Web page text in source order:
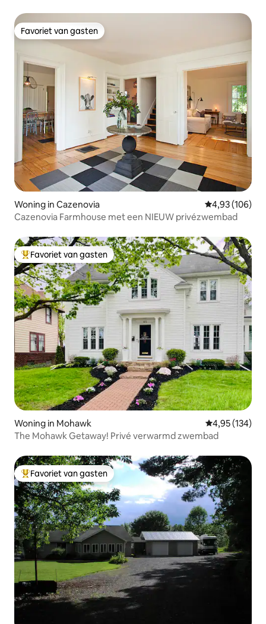
Favoriet van gasten
Favoriet van gasten
Woning in Cazenovia Gemiddelde
4,93 (106)
Cazenovia Farmhouse met een NIEUW privézwembad
Topfavoriet van gasten
Favoriet van gasten
Woning in Mohawk Gemiddelde
4,95 (134)
The Mohawk Getaway! Privé verwarmd zwembad
Topfavoriet van gasten
Favoriet van gasten